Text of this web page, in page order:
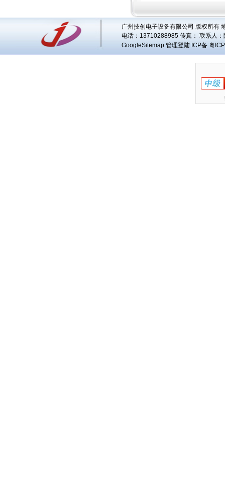
广州技创电子设备有限公司 版权所有
电话：13710288985 传真： 联系人：
GoogleSitemap 管理登陆 ICP备:粤